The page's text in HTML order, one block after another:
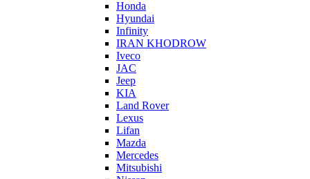
Honda
Hyundai
Infinity
IRAN KHODROW
Iveco
JAC
Jeep
KIA
Land Rover
Lexus
Lifan
Mazda
Mercedes
Mitsubishi